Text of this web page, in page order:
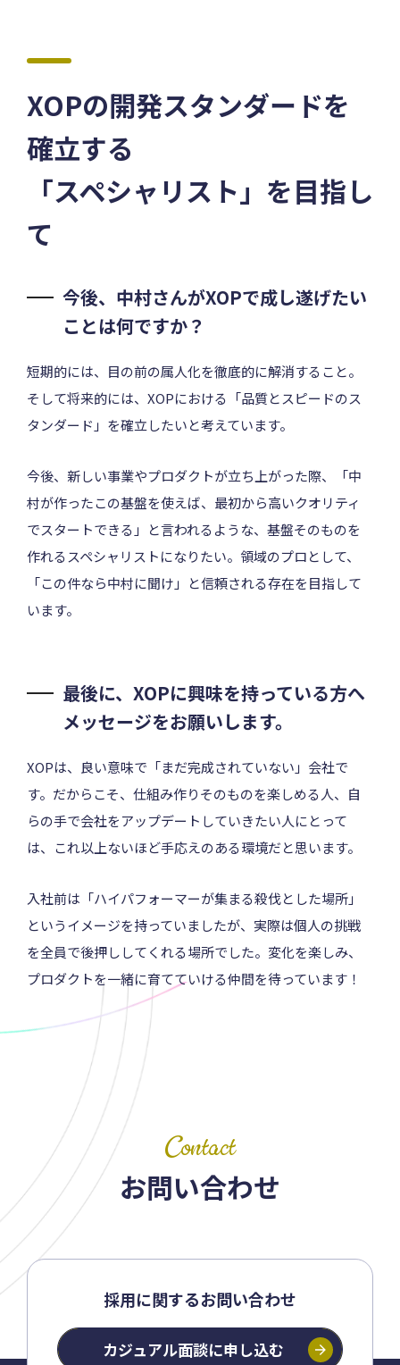
XOPの開発スタンダードを
確立する
「スペシャリスト」を目指し
て
今後、中村さんがXOPで成し遂げたい
ことは何ですか？
短期的には、目の前の属人化を徹底的に解消すること。
そして将来的には、XOPにおける「品質とスピードのス
タンダード」を確立したいと考えています。
今後、新しい事業やプロダクトが立ち上がった際、「中
村が作ったこの基盤を使えば、最初から高いクオリティ
でスタートできる」と言われるような、基盤そのものを
作れるスペシャリストになりたい。領域のプロとして、
「この件なら中村に聞け」と信頼される存在を目指して
います。
最後に、XOPに興味を持っている方へ
メッセージをお願いします。
XOPは、良い意味で「まだ完成されていない」会社で
す。だからこそ、仕組み作りそのものを楽しめる人、自
らの手で会社をアップデートしていきたい人にとって
は、これ以上ないほど手応えのある環境だと思います。
入社前は「ハイパフォーマーが集まる殺伐とした場所」
というイメージを持っていましたが、実際は個人の挑戦
を全員で後押ししてくれる場所でした。変化を楽しみ、
プロダクトを一緒に育てていける仲間を待っています！
Contact
お問い合わせ
採用に関するお問い合わせ
カジュアル面談に申し込む